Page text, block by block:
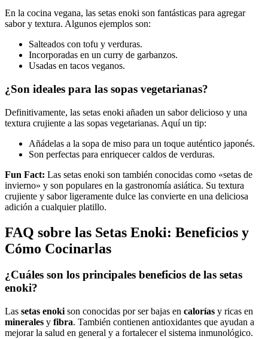
En la cocina vegana, las setas enoki son fantásticas para agregar
sabor y textura. Algunos ejemplos son:
Salteados con tofu y verduras.
Incorporadas en un curry de garbanzos.
Usadas en tacos veganos.
¿Son ideales para las sopas vegetarianas?
Definitivamente, las setas enoki añaden un sabor delicioso y una
textura crujiente a las sopas vegetarianas. Aquí un tip:
Añádelas a la sopa de miso para un toque auténtico japonés.
Son perfectas para enriquecer caldos de verduras.
Fun Fact: Las setas enoki son también conocidas como «setas de
invierno» y son populares en la gastronomía asiática. Su textura
crujiente y sabor ligeramente dulce las convierte en una deliciosa
adición a cualquier platillo.
FAQ sobre las Setas Enoki: Beneficios y
Cómo Cocinarlas
¿Cuáles son los principales beneficios de las setas
enoki?
Las setas enoki son conocidas por ser bajas en calorías y ricas en
minerales y fibra. También contienen antioxidantes que ayudan a
mejorar la salud en general y a fortalecer el sistema inmunológico.